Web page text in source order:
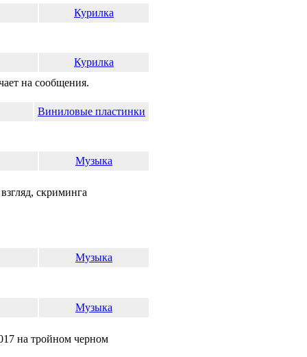
Курилка
Курилка
на сообщения.
Виниловые пластинки
Музыка
скриминга
Музыка
Музыка
на тройном черном